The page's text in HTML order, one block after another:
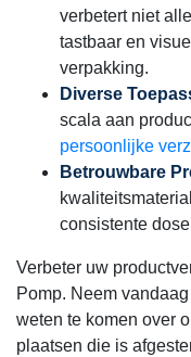
verbetert niet
tastbaar en
verpakking.
Diverse
scala aan
persoonlijke
Betrouwbare
consistente
Verbeter uw
Pomp. Neem
weten te komen over
plaatsen die is